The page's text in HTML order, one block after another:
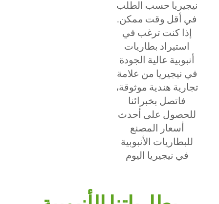
نيجيريا حسب الطلب
في أقل وقت ممكن.
إذا كنت ترغب في
استيراد بطاريات
أنبوبية عالية الجودة
في نيجيريا من علامة
تجارية هندية موثوقة،
فاتصل بخبرائنا
للحصول على أحدث
أسعار المصنع
للبطاريات الأنبوبية
في نيجيريا اليوم